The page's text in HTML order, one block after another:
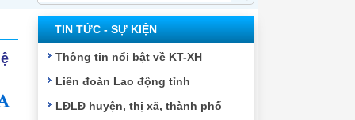
TIN TỨC - SỰ KIỆN
Thông tin nổi bật về KT-XH
Liên đoàn Lao động tỉnh
LĐLĐ huyện, thị xã, thành phố